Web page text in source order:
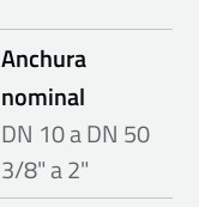
Anchura
nominal
DN 10 a DN 50
3/8" a 2"